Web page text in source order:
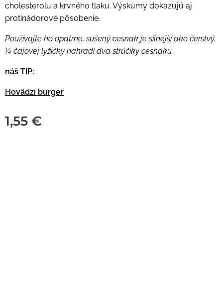
cholesterolu a krvného tlaku. Výskumy dokazujú aj
protinádorové pôsobenie.
Používajte ho opatrne, sušený cesnak je silnejší ako čerstvý.
¼ čajovej lyžičky nahradí dva strúčiky cesnaku.
náš TIP:
Hovädzí burger
1,55 €